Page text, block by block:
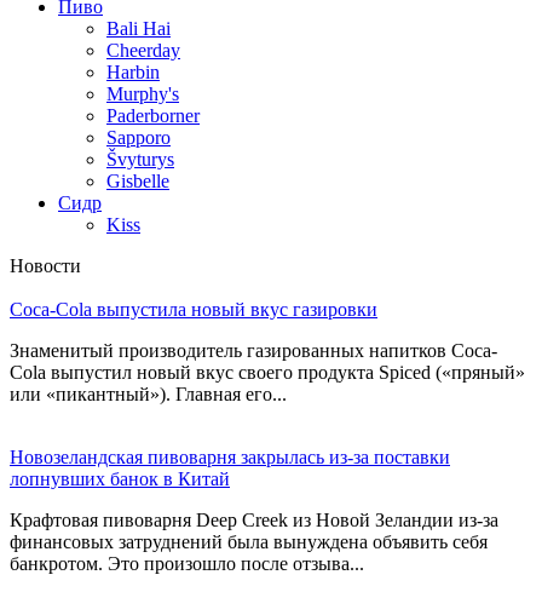
Пиво
Bali Hai
Cheerday
Harbin
Murphy's
Paderborner
Sapporo
Švyturys
Gisbelle
Сидр
Kiss
Новости
Coca-Cola выпустила новый вкус газировки
Знаменитый производитель газированных напитков Coca-
Cola выпустил новый вкус своего продукта Spiced («пряный»
или «пикантный»). Главная его...
Новозеландская пивоварня закрылась из-за поставки
лопнувших банок в Китай
Крафтовая пивоварня Deep Creek из Новой Зеландии из-за
финансовых затруднений была вынуждена объявить себя
банкротом. Это произошло после отзыва...